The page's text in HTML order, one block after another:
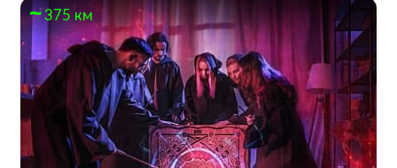
375 км